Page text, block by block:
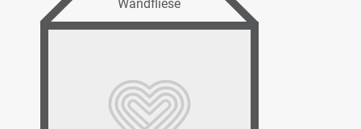
Wandfliese